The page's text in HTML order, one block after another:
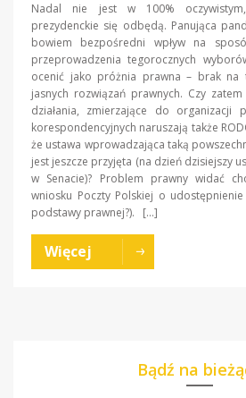
Nadal nie jest w 100%
prezydenckie się odbędą. Panująca
bowiem bezpośredni wpływ na
przeprowadzenia tegorocznych
ocenić jako próżnia prawna – brak na
jasnych rozwiązań prawnych. Czy
działania, zmierzające do organizacji
korespondencyjnych naruszają także
że ustawa wprowadzająca taką
jest jeszcze przyjęta (na dzień dzisiejszy
w Senacie)? Problem prawny widać
wniosku Poczty Polskiej o
podstawy prawnej?). […]
Więcej
Bądź na